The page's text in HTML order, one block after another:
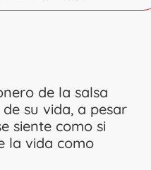
de la salsa
su vida, a pesar
siente como si
la vida como